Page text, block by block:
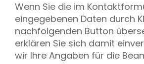
Wenn Sie die im
eingegebenen Daten durch
nachfolgenden Button
erklären Sie sich damit
wir Ihre Angaben für die